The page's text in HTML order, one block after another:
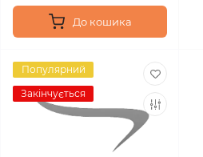
До кошика
Популярний
Закінчується